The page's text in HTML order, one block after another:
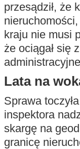
przesądził, że
nieruchomości,
kraju nie musi
że ociągał się
Lata na
Sprawa
inspektora
skargę na
granicę